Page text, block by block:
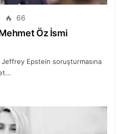
66
Öz İsmi
Jeffrey Epstein soruşturmasına